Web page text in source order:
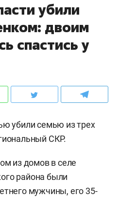
убили
двоим
спастись у
убили семью из трех
СКР.
из домов в селе
района были
мужчины, его 35-